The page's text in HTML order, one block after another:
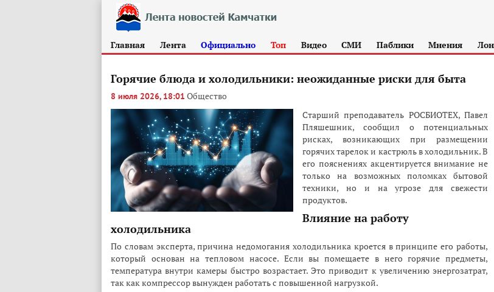
Главная Лента Официально Топ Видео СМИ Паблики Мнения
Горячие блюда и холодильники: неожиданные риски для быта
8 июля 2026, 18:01 Общество
Старший преподаватель РОСБИОТЕХ, Павел
Пляшешник, сообщил о потенциальных
рисках, возникающих при размещении
горячих тарелок и кастрюль в холодильник. В
его пояснениях акцентируется внимание не
только на возможных поломках бытовой
техники, но и на угрозе для свежести
продуктов.
Влияние на работу
холодильника
По словам эксперта, причина недомогания холодильника кроется в принципе его работы,
который основан на тепловом насосе. Если вы помещаете в него горячие предметы,
температура внутри камеры быстро возрастает. Это приводит к увеличению энергозатрат,
так как компрессор вынужден работать с повышенной нагрузкой.